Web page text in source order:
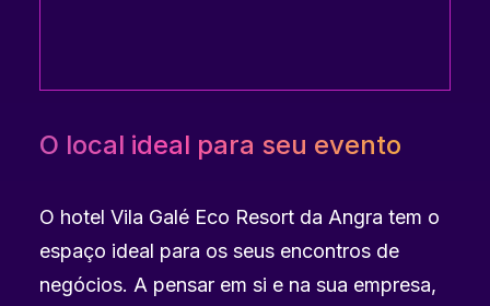
O local ideal para seu evento
O hotel Vila Galé Eco Resort da Angra tem o
espaço ideal para os seus encontros de
negócios. A pensar em si e na sua empresa,